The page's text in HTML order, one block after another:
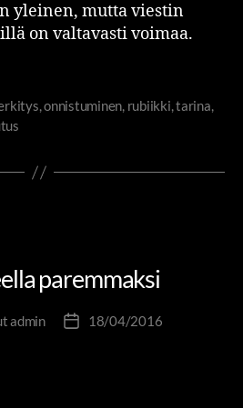
yleinen, mutta viestin
on valtavasti voimaa.
,onnistuminen, rubiikki,tarina,
paremmaksi
admin 18/04/2016